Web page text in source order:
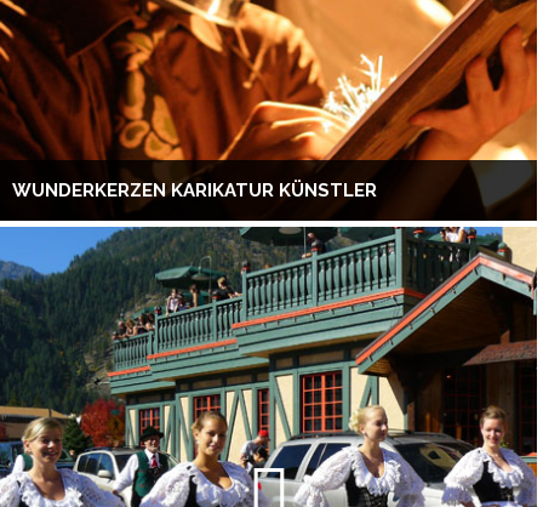
WUNDERKERZEN KARIKATUR KÜNSTLER